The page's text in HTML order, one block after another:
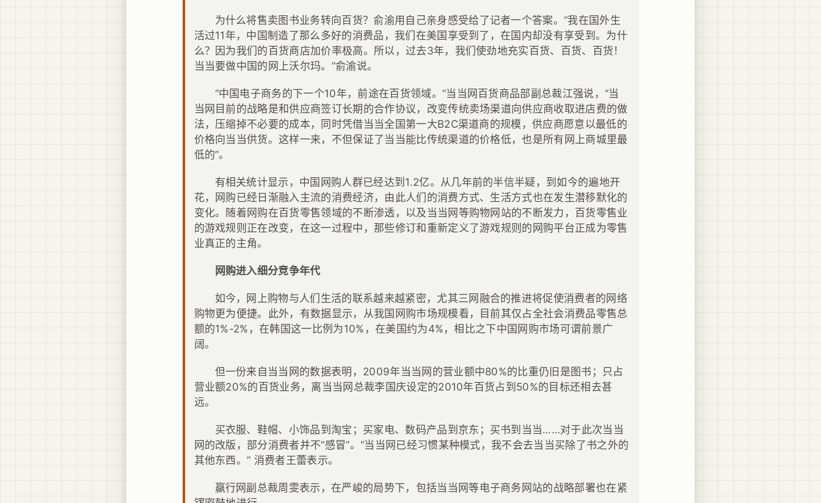
为什么将售卖图书业务转向百货？俞渝用自己亲身感受给了记者一个答案。“我在国外生
活过11年，中国制造了那么多好的消费品，我们在美国享受到了，在国内却没有享受到。为什
么？因为我们的百货商店加价率极高。所以，过去3年，我们使劲地充实百货、百货、百货！
当当要做中国的网上沃尔玛。”俞渝说。
“中国电子商务的下一个10年，前途在百货领域。”当当网百货商品部副总裁江强说，“当
当网目前的战略是和供应商签订长期的合作协议，改变传统卖场渠道向供应商收取进店费的做
法，压缩掉不必要的成本，同时凭借当当全国第一大B2C渠道商的规模，供应商愿意以最低的
价格向当当供货。这样一来，不但保证了当当能比传统渠道的价格低，也是所有网上商城里最
低的”。
有相关统计显示，中国网购人群已经达到1.2亿。从几年前的半信半疑，到如今的遍地开
花，网购已经日渐融入主流的消费经济，由此人们的消费方式、生活方式也在发生潜移默化的
变化。随着网购在百货零售领域的不断渗透，以及当当网等购物网站的不断发力，百货零售业
的游戏规则正在改变，在这一过程中，那些修订和重新定义了游戏规则的网购平台正成为零售
业真正的主角。
网购进入细分竞争年代
如今，网上购物与人们生活的联系越来越紧密，尤其三网融合的推进将促使消费者的网络
购物更为便捷。此外，有数据显示，从我国网购市场规模看，目前其仅占全社会消费品零售总
额的1%-2%，在韩国这一比例为10%，在美国约为4%，相比之下中国网购市场可谓前景广
阔。
但一份来自当当网的数据表明，2009年当当网的营业额中80%的比重仍旧是图书；只占
营业额20%的百货业务，离当当网总裁李国庆设定的2010年百货占到50%的目标还相去甚
远。
买衣服、鞋帽、小饰品到淘宝；买家电、数码产品到京东；买书到当当……对于此次当当
网的改版，部分消费者并不“感冒”。“当当网已经习惯某种模式，我不会去当当买除了书之外的
其他东西。” 消费者王蕾表示。
赢行网副总裁周雯表示，在严峻的局势下，包括当当网等电子商务网站的战略部署也在紧